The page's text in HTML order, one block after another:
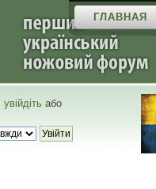
ГЛАВНАЯ
увійдіть або